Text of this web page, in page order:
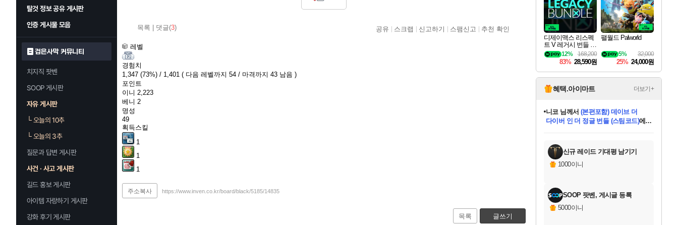
탈것 정보 공유 게시판
인증 게시물 모음
검은사막 커뮤니티
치지직 팟벤
SOOP 게시판
자유 게시판
└오늘의 10추
└오늘의 3추
질문과 답변 게시판
사건 · 사고 게시판
길드 홍보 게시판
아이템 자랑하기 게시판
강화 후기 게시판
목록 댓글(3) 공유 스크랩 신고하기 스팸신고 추천 확인
레벨
경험치
1,347 (73%) / 1,401 ( 다음 레벨까지 54 / 마격까지 43 남음 )
포인트
이니 2,223
베니 2
명성
49
획득스킬
1
1
1
주소복사 https://www.inven.co.kr/board/black/5185/14835
목록 글쓰기
디제이맥스 리스펙
트 V 레거시 번들 D
JMAX RESPECT V
Legacy Bundle DLC
168,200
12%
83% 28,590원
팰월드 Palworld
32,000
5%
25% 24,000원
혜택.아이마트 더보기+
교환.
당첨되셨습니다.
니코님께서 (본편포함) 데이브 더
다이버 인 더 정글 번들 (스팀코드)에
당첨되셨습니다.
당첨되셨습니다.
당첨되셨습니다.
당첨되셨습니다.
당첨되셨습니다.
에디션 (스팀코드)를 교환.
당첨되셨습니다.
신규 레이드 기대평 남기기
1000이니
SOOP 팟벤, 게시글 등록
5000이니